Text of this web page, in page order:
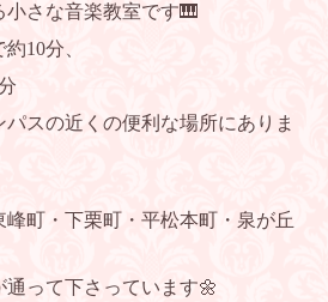
さな音楽教室です🎹
10分、
スの近くの便利な場所にありま
町・下栗町・平松本町・泉が丘
って下さっています🌼